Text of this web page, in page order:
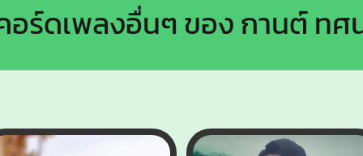
อร์ดเพลงอื่นๆ ของ กานต์ ทศ